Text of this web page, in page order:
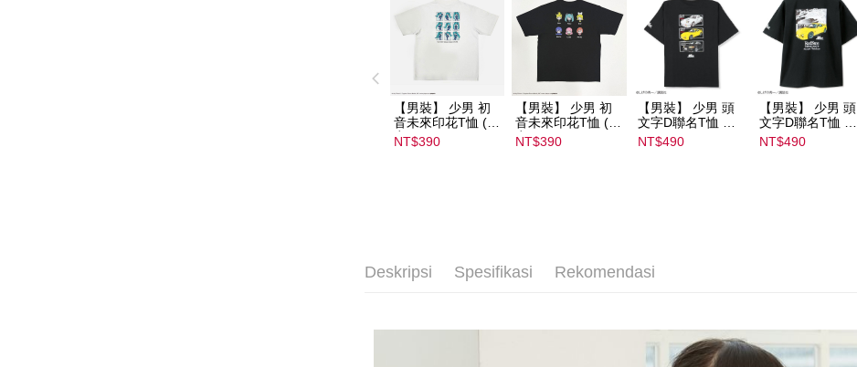
【男裝】 少男 初
音未來印花T恤 (初
音ミク) ｜
08022B01232000
NT$390
【男裝】 少男 初
音未來印花T恤 (初
音ミク) ｜
08022B01232000
NT$390
【男裝】 少男 頭
文字D聯名T恤 ｜
07102B01232000
15437
NT$490
【男裝】 少男 頭
文字D聯名T恤 ｜
07102B01232000
15434
NT$490
Deskripsi Spesifikasi Rekomendasi